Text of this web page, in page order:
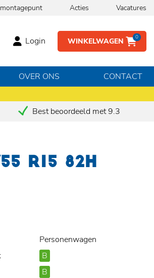
Acties Vacatures
WINKELWAGEN 0
Login
OVER ONS CONTACT
Best beoordeeld met 9.3
55 R15 82H
Personenwagen
B
B